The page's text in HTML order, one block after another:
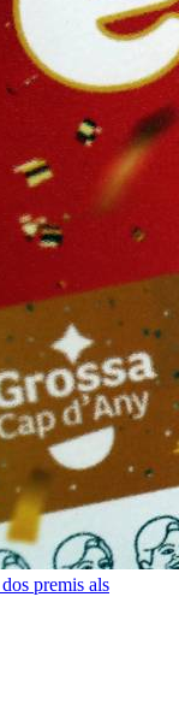
premis als